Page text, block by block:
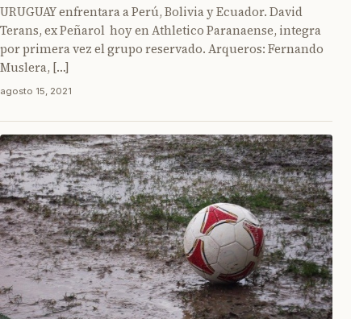
URUGUAY enfrentara a Perú, Bolivia y Ecuador. David
Terans, ex Peñarol hoy en Athletico Paranaense, integra
por primera vez el grupo reservado. Arqueros: Fernando
Muslera, […]
agosto 15, 2021